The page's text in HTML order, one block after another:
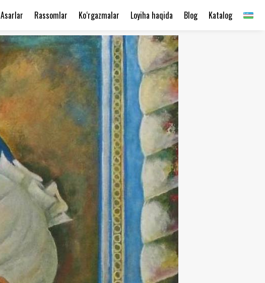
Katalog
Blog
Loyiha haqida
Ko‘rgazmalar
Rassomlar
Asarlar